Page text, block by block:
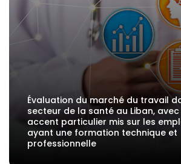
Évaluation du marché du travail
secteur de la santé au Liban, avec
accent particulier mis sur les
ayant une formation technique et
professionnelle